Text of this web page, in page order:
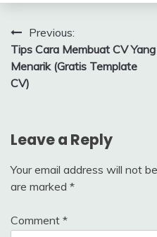
Post
navigation
Previous:
Tips Cara Membuat CV Yang
Menarik (Gratis Template
CV)
Leave a Reply
Your email address will not
are marked *
Comment *